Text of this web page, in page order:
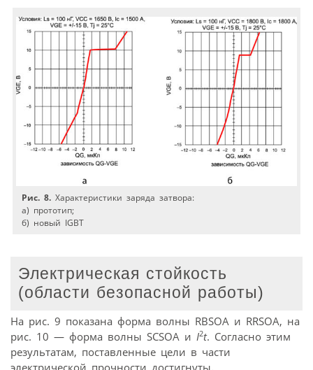
Рис. 8. Характеристики заряда затвора:
а) прототип;
б) новый IGBT
Электрическая стойкость
(области безопасной работы)
На рис. 9 показана форма волны RBSOA и RRSOA, на
рис. 10 — форма волны SCSOA и I2t. Согласно этим
результатам, поставленные цели в части